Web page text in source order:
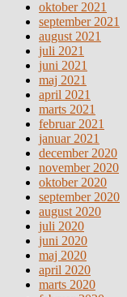
oktober 2021
september 2021
august 2021
juli 2021
juni 2021
maj 2021
april 2021
marts 2021
februar 2021
januar 2021
december 2020
november 2020
oktober 2020
september 2020
august 2020
juli 2020
juni 2020
maj 2020
april 2020
marts 2020